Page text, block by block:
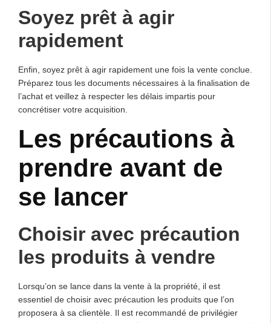
Soyez prêt à agir
rapidement
Enfin, soyez prêt à agir rapidement une fois la vente conclue.
Préparez tous les documents nécessaires à la finalisation de
l’achat et veillez à respecter les délais impartis pour
concrétiser votre acquisition.
Les précautions à
prendre avant de
se lancer
Choisir avec précaution
les produits à vendre
Lorsqu’on se lance dans la vente à la propriété, il est
essentiel de choisir avec précaution les produits que l’on
proposera à sa clientèle. Il est recommandé de privilégier